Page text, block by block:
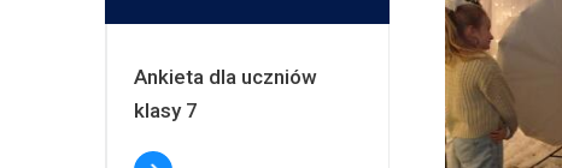
Ankieta dla uczniów
klasy 7